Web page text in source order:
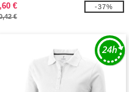
€
€
-37%